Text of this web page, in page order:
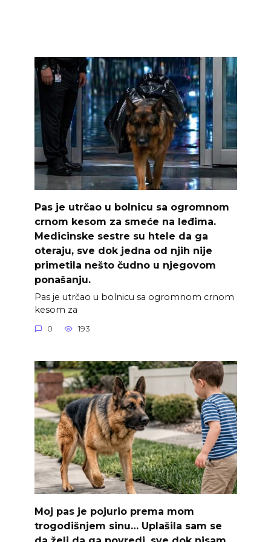
Pas je utrčao u bolnicu sa ogromnom
crnom kesom za smeće na leđima.
Medicinske sestre su htele da ga
oteraju, sve dok jedna od njih nije
primetila nešto čudno u njegovom
ponašanju.
Pas je utrčao u bolnicu sa ogromnom crnom
kesom za
0 193
Moj pas je pojurio prema mom
trogodišnjem sinu… Uplašila sam se